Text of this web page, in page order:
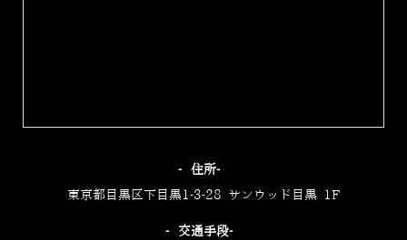
‐住所‐
東京都目黒区下目黒1-3-28 サンウッド目黒 1F
‐交通手段‐